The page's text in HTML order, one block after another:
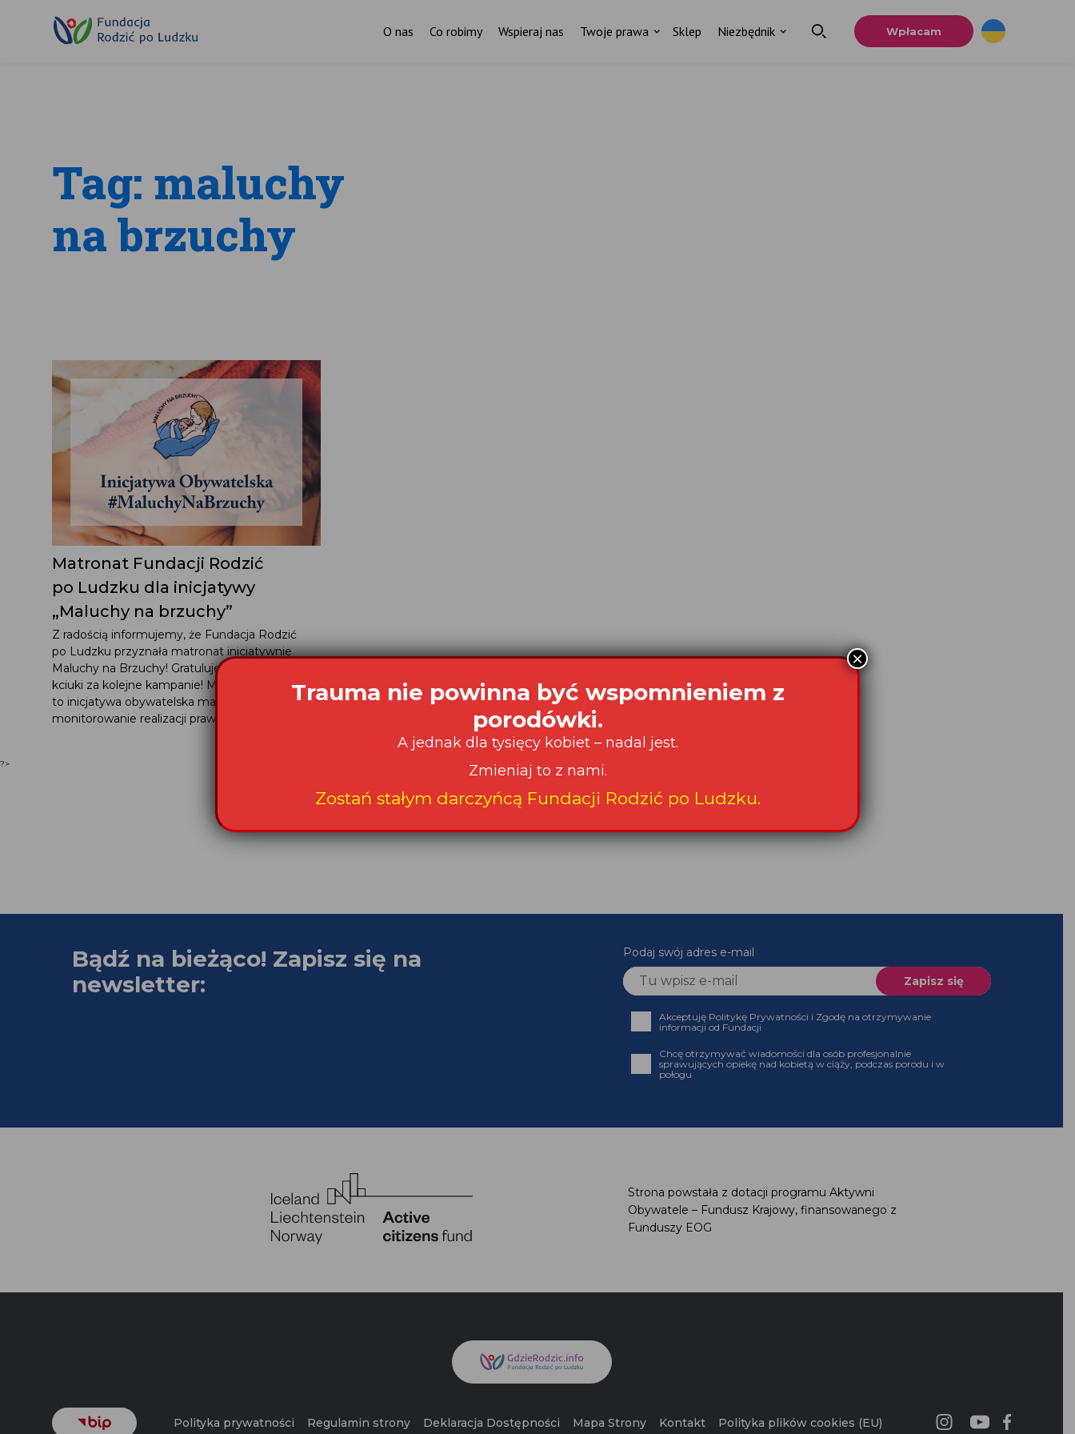
O nas Co robimy Wspieraj nas Twoje prawa Sklep Niezbędnik Wpłacam
Tag: maluchy
na brzuchy
Matronat Fundacji Rodzić
po Ludzku dla inicjatywy
„Maluchy na brzuchy”
Z radością informujemy, że Fundacja Rodzić
po Ludzku przyznała matronat inicjatywnie
Maluchy na Brzuchy! Gratulujemy i trzymamy
kciuki za kolejne kampanie! Maluchy na Brzuchy
to inicjatywa obywatelska mająca na celu
monitorowanie realizacji prawa...
?>
Bądź na bieżąco! Zapisz się na
newsletter:
Podaj swój adres e-mail
Akceptuję Politykę Prywatności i Zgodę na otrzymywanie
informacji od Fundacji
Chcę otrzymywać wiadomości dla osób profesjonalnie
sprawujących opiekę nad kobietą w ciąży, podczas porodu i w
połogu
Strona powstała z dotacji programu Aktywni
Obywatele – Fundusz Krajowy, finansowanego z
Funduszy EOG
Polityka prywatności Regulamin strony Deklaracja Dostępności Mapa Strony Kontakt Polityka plików cookies (EU)
Trauma nie powinna być wspomnieniem z
porodówki.
A jednak dla tysięcy kobiet – nadal jest.
Zmieniaj to z nami.
Zostań stałym darczyńcą Fundacji Rodzić po Ludzku.
×